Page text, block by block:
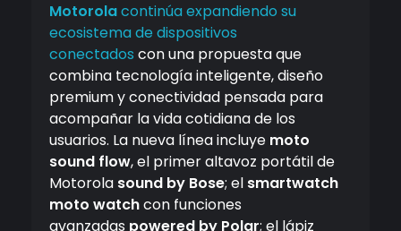
Motorolacontinúa expandiendo su
ecosistema de dispositivos
conectados con una propuesta que
combina tecnología inteligente, diseño
premium y conectividad pensada para
acompañar la vida cotidiana de los
usuarios. La nueva línea incluye moto
sound flow, el primer altavoz portátil de
Motorola sound by Bose; el smartwatch
moto watchcon funciones
avanzadas powered by Polar; el lápiz